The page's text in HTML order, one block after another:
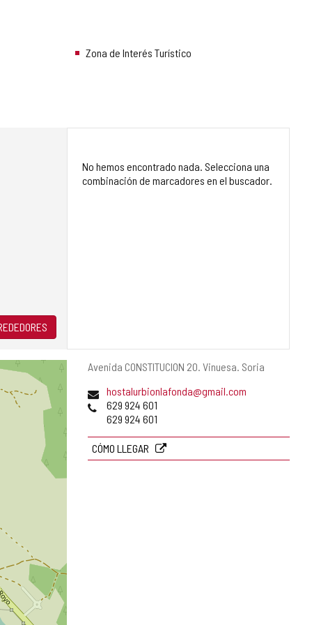
Zona de Interés Turístico
Dirección
Avenida CONSTITUCION 20. Vinuesa. Soria
Dirección
de
correo
hostalurbionlafonda@gmail.com
e
Teléfonos
629 924 601
629 924 601
CÓMO LLEGAR
No hemos encontrado nada. Selecciona una
combinación de marcadores en el buscador.